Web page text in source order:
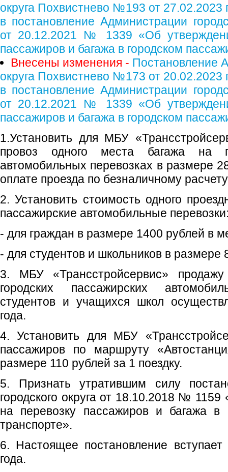
округа Похвистнево №193 от 27.02.2023
в постановление Администрации
от 20.12.2021 № 1339 «Об
пассажиров и багажа в городском
Внесены изменения - Постановление
округа Похвистнево №173 от 20.02.2023
в постановление Администрации
от 20.12.2021 № 1339 «Об
пассажиров и багажа в городском
1.Установить для МБУ
провоз одного места багажа на
автомобильных перевозках в размере
оплате проезда по безналичному
2. Установить стоимость одного
пассажирские автомобильные
- для граждан в размере 1400 рублей в
- для студентов и школьников в размере
3. МБУ «Трансстройсервис»
городских пассажирских
студентов и учащихся школ
года.
4. Установить для МБУ
пассажиров по маршруту
размере 110 рублей за 1 поездку.
5. Признать утратившим силу
городского округа от 18.10.2018 №
на перевозку пассажиров и багажа в
транспорте».
6. Настоящее постановление
года.